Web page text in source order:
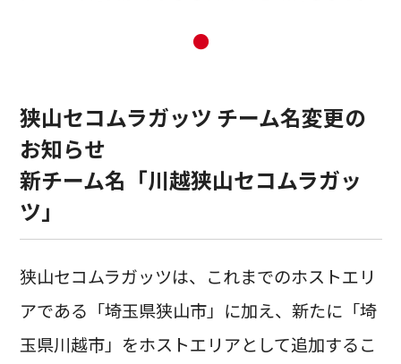
●
狭山セコムラガッツ チーム名変更の
お知らせ
新チーム名「川越狭山セコムラガッ
ツ」
狭山セコムラガッツは、これまでのホストエリ
アである「埼玉県狭山市」に加え、新たに「埼
玉県川越市」をホストエリアとして追加するこ